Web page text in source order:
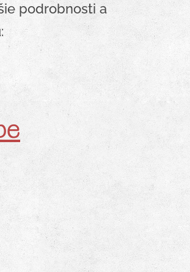
podrobnosti a